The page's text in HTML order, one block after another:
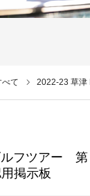
べて 2022-23 草
フツアー 第
掲示板